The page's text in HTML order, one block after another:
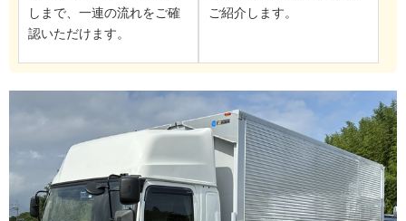
しまで、一連の流れをご確
認いただけます。
ご紹介します。